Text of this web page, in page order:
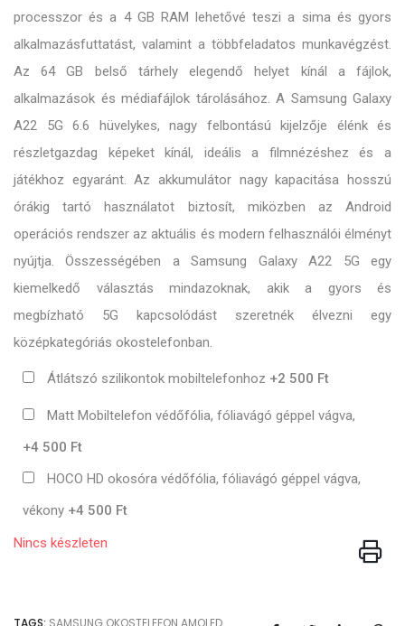
processzor és a 4 GB RAM lehetővé teszi a sima és gyors
alkalmazásfuttatást, valamint a többfeladatos munkavégzést.
Az 64 GB belső tárhely elegendő helyet kínál a fájlok,
alkalmazások és médiafájlok tárolásához. A Samsung Galaxy
A22 5G 6.6 hüvelykes, nagy felbontású kijelzője élénk és
részletgazdag képeket kínál, ideális a filmnézéshez és a
játékhoz egyaránt. Az akkumulátor nagy kapacitása hosszú
órákig tartó használatot biztosít, miközben az Android
operációs rendszer az aktuális és modern felhasználói élményt
nyújtja. Összességében a Samsung Galaxy A22 5G egy
kiemelkedő választás mindazoknak, akik a gyors és
megbízható 5G kapcsolódást szeretnék élvezni egy
középkategóriás okostelefonban.
Átlátszó szilikontok mobiltelefonhoz +2 500 Ft
Matt Mobiltelefon védőfólia, fóliavágó géppel vágva,
+4 500 Ft
HOCO HD okosóra védőfólia, fóliavágó géppel vágva,
vékony +4 500 Ft
Nincs készleten
TAGS: SAMSUNG OKOSTELEFON AMOLED